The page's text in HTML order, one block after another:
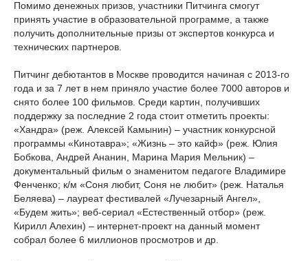
Помимо денежных призов, участники Питчинга смогут
принять участие в образовательной программе, а также
получить дополнительные призы от экспертов конкурса и
технических партнеров.
Питчинг дебютантов в Москве проводится начиная с 2013-го
года и за 7 лет в нем приняло участие более 7000 авторов и
снято более 100 фильмов. Среди картин, получивших
поддержку за последние 2 года стоит отметить проекты:
«Хандра» (реж. Алексей Камынин) – участник конкурсной
программы «Кинотавра»; «Жизнь – это кайф» (реж. Юлия
Бобкова, Андрей Ананин, Марина Мария Мельник) –
документальный фильм о знаменитом педагоге Владимире
Фенченко; к/м «Соня любит, Соня не любит» (реж. Наталья
Беляева) – лауреат фестивалей «Лучезарный Ангел»,
«Будем жить»; веб-сериал «Естественный отбор» (реж.
Кирилл Алехин) – интернет-проект на данный момент
собрал более 6 миллионов просмотров и др.